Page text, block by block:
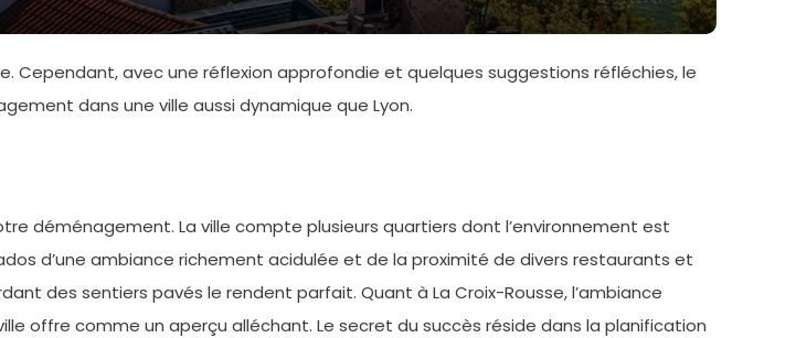
avec une réflexion approfondie et quelques suggestions réfléchies, le
dans une ville aussi dynamique que Lyon.
déménagement. La ville compte plusieurs quartiers dont l’environnement est
d’une ambiance richement acidulée et de la proximité de divers restaurants et
des sentiers pavés le rendent parfait. Quant à La Croix-Rousse, l’ambiance
offre comme un aperçu alléchant. Le secret du succès réside dans la planification